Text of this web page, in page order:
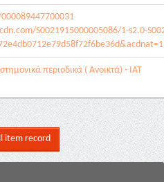
S0021915000005086/1-s2.0-
περιοδικά ( Ανοικτά) - ΙΑΤ
item record